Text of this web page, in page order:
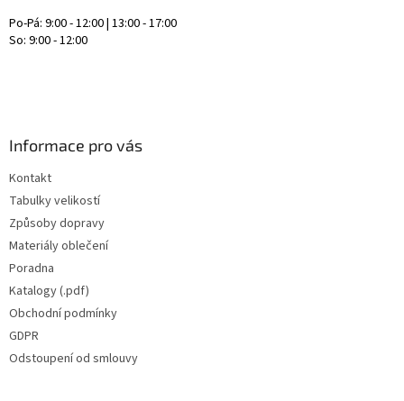
Po-Pá: 9:00 - 12:00 | 13:00 - 17:00
So: 9:00 - 12:00
Informace pro vás
Kontakt
Tabulky velikostí
Způsoby dopravy
Materiály oblečení
Poradna
Katalogy (.pdf)
Obchodní podmínky
GDPR
Odstoupení od smlouvy